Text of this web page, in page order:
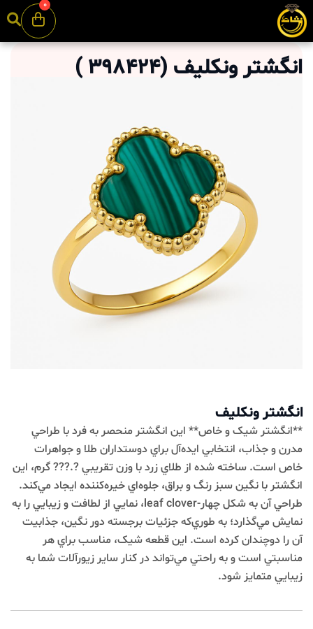
انگشتر ونکلیف(
398424
)
انگشتر ونکلیف
**انگشتر شيک و خاص** اين انگشتر منحصر به فرد با طراحي
مدرن و جذاب، انتخابي ايده‌آل براي دوستداران طلا و جواهرات
خاص است. ساخته شده از طلاي زرد با وزن تقريبي ?.??? گرم، اين
انگشتر با نگين سبز رنگ و براق، جلوه‌اي خيره‌کننده ايجاد مي‌کند.
طراحي آن به شکل چهار-leaf clover، نمايي از لطافت و زيبايي را به
نمايش مي‌گذارد؛ به طوري‌که جزئيات برجسته دور نگين، جذابيت
آن را دوچندان کرده است. اين قطعه شيک، مناسب براي هر
مناسبتي است و به راحتي مي‌تواند در کنار ساير زيورآلات شما به
زيبايي متمايز شود.